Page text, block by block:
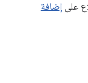
على إضافة